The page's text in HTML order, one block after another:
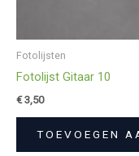
Fotolijsten
Fotolijst Gitaar 10
€3,50
TOEVOEGEN